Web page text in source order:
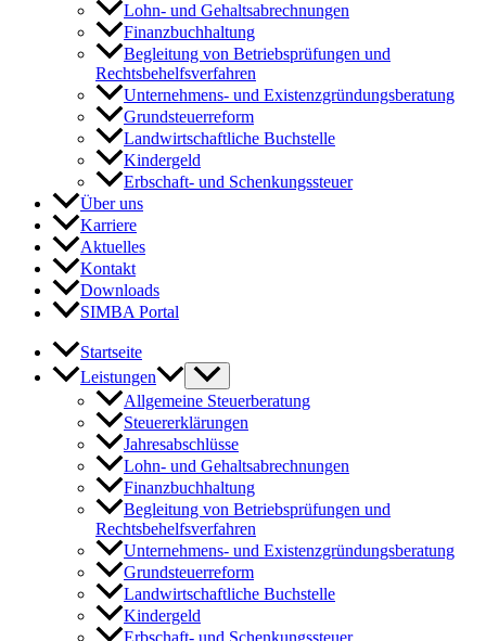
Lohn- und Gehaltsabrechnungen
Finanzbuchhaltung
Begleitung von Betriebsprüfungen und
Rechtsbehelfsverfahren
Unternehmens- und Existenzgründungsberatung
Grundsteuerreform
Landwirtschaftliche Buchstelle
Kindergeld
Erbschaft- und Schenkungssteuer
Über uns
Karriere
Aktuelles
Kontakt
Downloads
SIMBA Portal
Startseite
Leistungen
Allgemeine Steuerberatung
Steuererklärungen
Jahresabschlüsse
Lohn- und Gehaltsabrechnungen
Finanzbuchhaltung
Begleitung von Betriebsprüfungen und
Rechtsbehelfsverfahren
Unternehmens- und Existenzgründungsberatung
Grundsteuerreform
Landwirtschaftliche Buchstelle
Kindergeld
Erbschaft- und Schenkungssteuer